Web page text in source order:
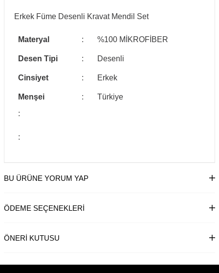
Erkek Füme Desenli Kravat Mendil Set
Materyal : %100 MİKROFİBER
Desen Tipi : Desenli
Cinsiyet : Erkek
Menşei :
Türkiye
:
:
BU ÜRÜNE YORUM YAP
ÖDEME SEÇENEKLERI
ÖNERI KUTUSU